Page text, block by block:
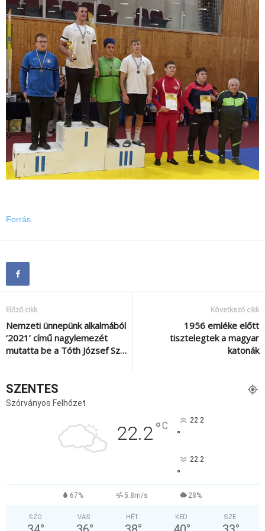
Forrás
Előző cikk
Nemzeti ünnepünk alkalmából
‘2021’ című nagylemezét
mutatta be a Tóth József Sz…
Következő cikk
1956 emléke előtt
tisztelegtek a magyar
katonák
SZENTES
Szórványos Felhőzet
22.2°C 22.2
°
22.2
°
67% 5.8m/s 28%
SZO VAS HÉT KED SZE